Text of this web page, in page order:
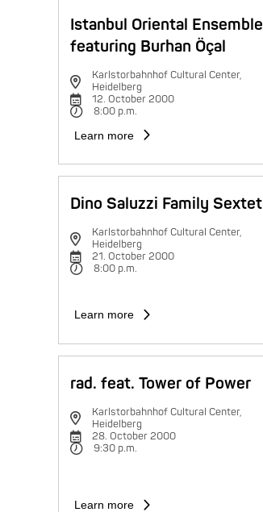
Istanbul Oriental Ensemble
featuring Burhan Öçal
Karlstorbahnhof Cultural Center,
Heidelberg
12. October 2000
8:00 p.m.
Learn more
Dino Saluzzi Family Sextet
Karlstorbahnhof Cultural Center,
Heidelberg
21. October 2000
8:00 p.m.
Learn more
rad. feat. Tower of Power
Karlstorbahnhof Cultural Center,
Heidelberg
28. October 2000
9:30 p.m.
Learn more